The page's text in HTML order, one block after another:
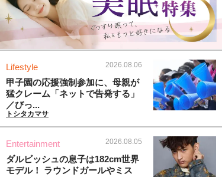
Lifestyle 2026.08.06
甲子園の応援強制参加に、母親が
猛クレーム「ネットで告発する」
／びっ...
トシタカマサ
Entertainment 2026.08.05
ダルビッシュの息子は182cm世界
モデル！ ラウンドガールやミス